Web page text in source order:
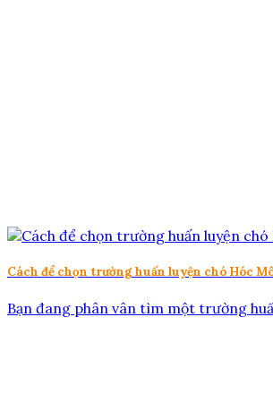
Cách để chọn trường huấn luyện chó Hóc
Bạn đang phân vân tìm một trường